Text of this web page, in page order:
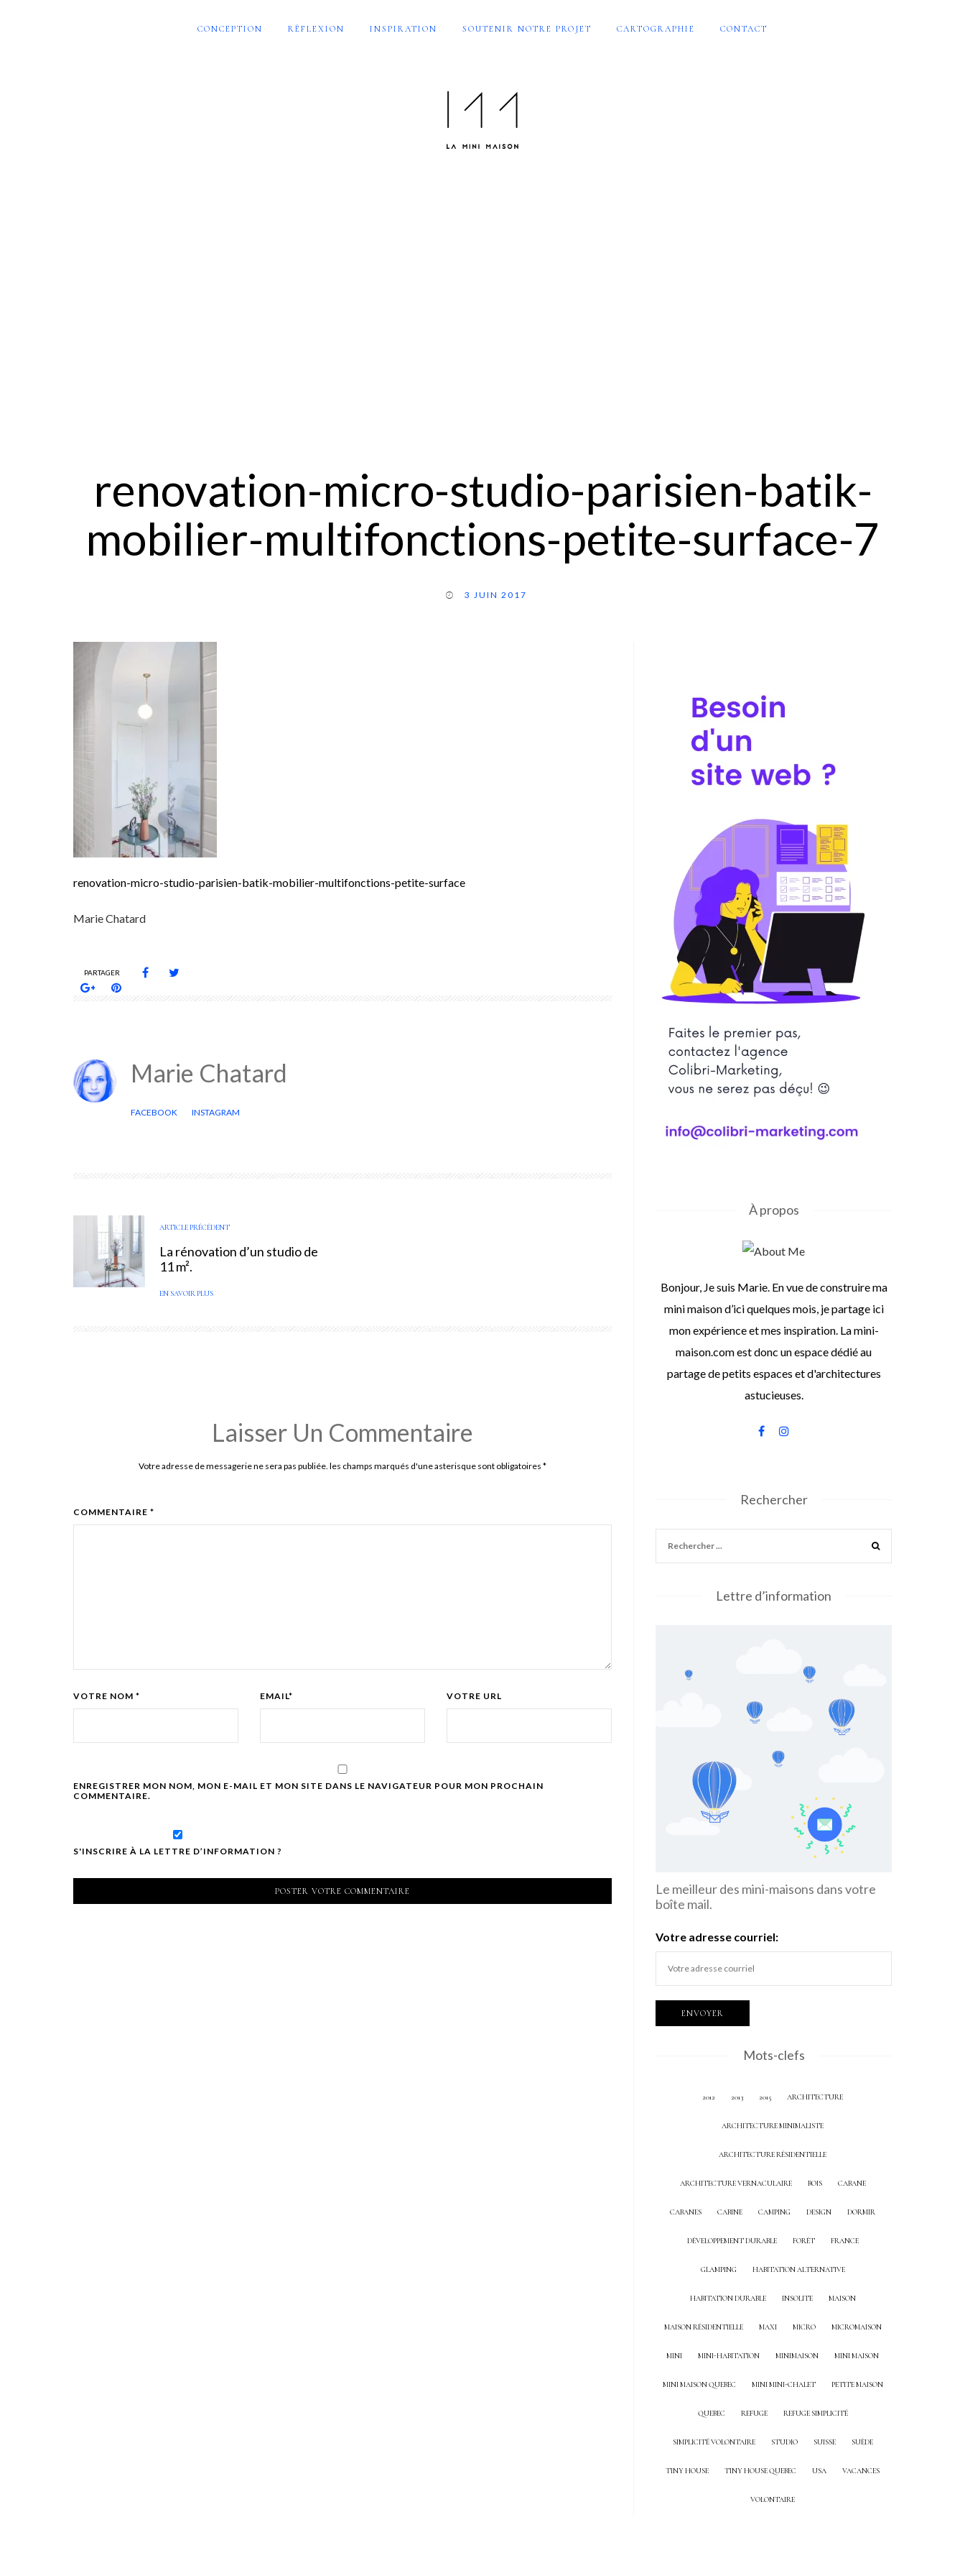
CONCEPTION RÉFLEXION INSPIRATION SOUTENIR NOTRE PROJET CARTOGRAPHIE CONTACT
renovation-micro-studio-parisien-batik-
mobilier-multifonctions-petite-surface-7
3 JUIN 2017
renovation-micro-studio-parisien-batik-mobilier-multifonctions-petite-surface
Marie Chatard
PARTAGER
Marie Chatard
FACEBOOK INSTAGRAM
ARTICLE PRÉCÉDENT
La rénovation d’un studio de
11 m².
EN SAVOIR PLUS
Laisser Un Commentaire
Votre adresse de messagerie ne sera pas publiée. les champs marqués d'une asterisque sont obligatoires *
COMMENTAIRE *
VOTRE NOM * EMAIL* VOTRE URL
ENREGISTRER MON NOM, MON E-MAIL ET MON SITE DANS LE NAVIGATEUR POUR MON PROCHAIN
COMMENTAIRE.
S'INSCRIRE À LA LETTRE D’INFORMATION ?
À propos
Bonjour, Je suis Marie. En vue de construire ma
mini maison d’ici quelques mois, je partage ici
mon expérience et mes inspiration. La mini-
maison.com est donc un espace dédié au
partage de petits espaces et d'architectures
astucieuses.
Rechercher
Lettre d’information
Le meilleur des mini-maisons dans votre
boîte mail.
Votre adresse courriel:
Mots-clefs
2012 2013 2015 ARCHITECTURE
ARCHITECTURE MINIMALISTE
ARCHITECTURE RÉSIDENTIELLE
ARCHITECTURE VERNACULAIRE BOIS CABANE
CABANES CABINE CAMPING DESIGN DORMIR
DÉVELOPPEMENT DURABLE FORÊT FRANCE
GLAMPING HABITATION ALTERNATIVE
HABITATION DURABLE INSOLITE MAISON
MAISON RÉSIDENTIELLE MAXI MICRO MICROMAISON
MINI MINI-HABITATION MINIMAISON MINI MAISON
MINI MAISON QUEBEC MINI MINI-CHALET PETITE MAISON
QUEBEC REFUGE REFUGE SIMPLICITÉ
SIMPLICITÉ VOLONTAIRE STUDIO SUISSE SUÈDE
TINY HOUSE TINY HOUSE QUEBEC USA VACANCES
VOLONTAIRE